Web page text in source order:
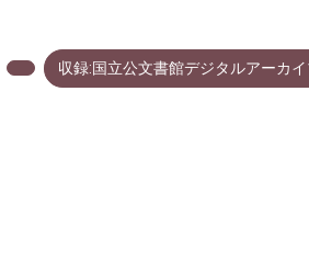
収録:国立公文書館デジタルアーカ